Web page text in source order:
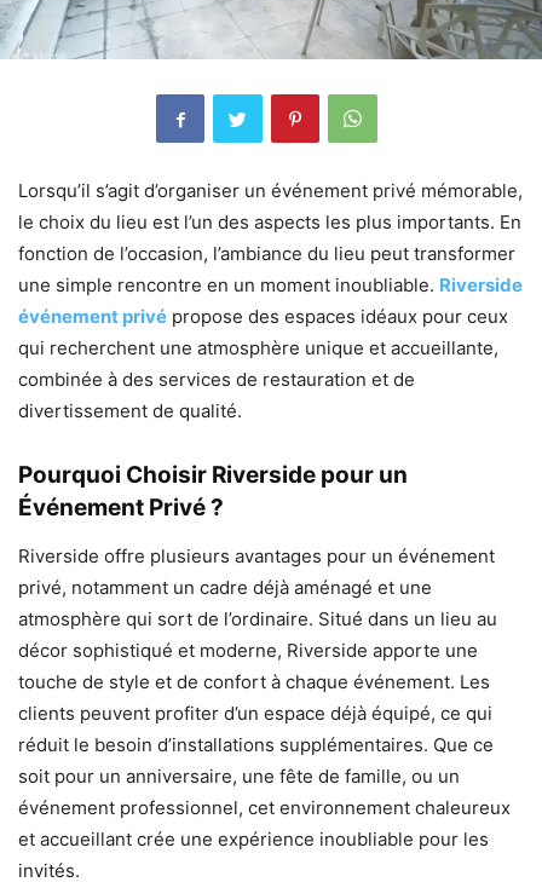
Lorsqu’il s’agit d’organiser un événement privé mémorable,
le choix du lieu est l’un des aspects les plus importants. En
fonction de l’occasion, l’ambiance du lieu peut transformer
une simple rencontre en un moment inoubliable. Riverside
événement privé propose des espaces idéaux pour ceux
qui recherchent une atmosphère unique et accueillante,
combinée à des services de restauration et de
divertissement de qualité.
Pourquoi Choisir Riverside pour un
Événement Privé ?
Riverside offre plusieurs avantages pour un événement
privé, notamment un cadre déjà aménagé et une
atmosphère qui sort de l’ordinaire. Situé dans un lieu au
décor sophistiqué et moderne, Riverside apporte une
touche de style et de confort à chaque événement. Les
clients peuvent profiter d’un espace déjà équipé, ce qui
réduit le besoin d’installations supplémentaires. Que ce
soit pour un anniversaire, une fête de famille, ou un
événement professionnel, cet environnement chaleureux
et accueillant crée une expérience inoubliable pour les
invités.